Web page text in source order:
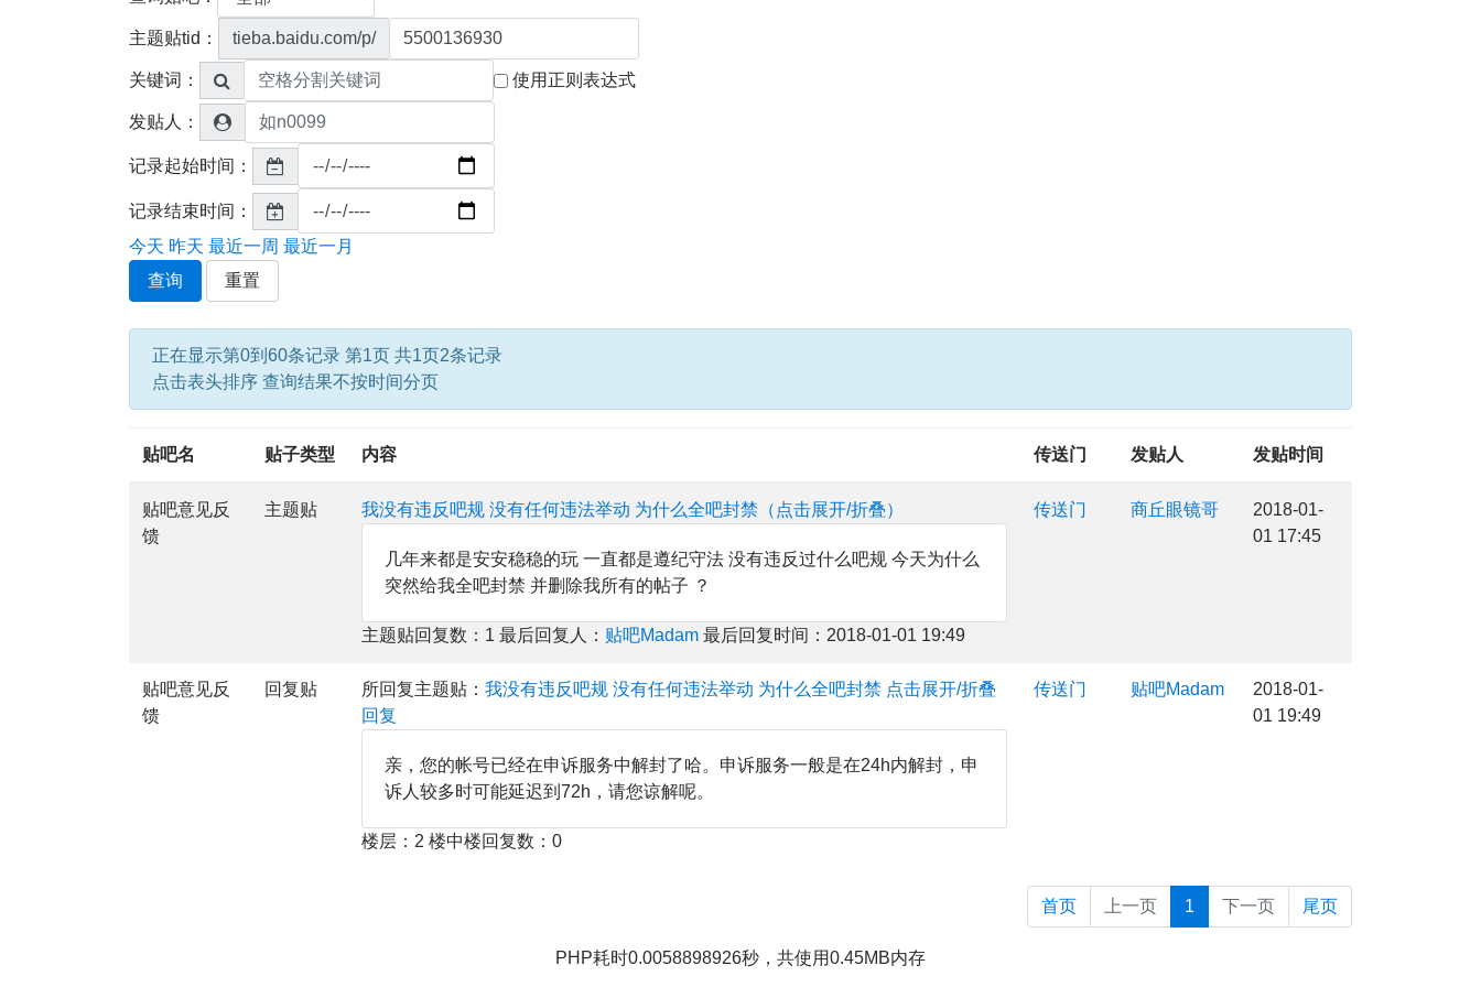
主题贴tid： tieba.baidu.com/p/
关键词： 使用正则表达式
发贴人：
记录起始时间：
记录结束时间：
今天 昨天 最近一周 最近一月
查询
重置
正在显示第0到60条记录 第1页 共1页2条记录
点击表头排序 查询结果不按时间分页
贴吧名 贴子类型 内容 传送门 发贴人 发贴时间
贴吧意见反
馈
主题贴 我没有违反吧规 没有任何违法举动 为什么全吧封禁（点击展开/折叠）
几年来都是安安稳稳的玩 一直都是遵纪守法 没有违反过什么吧规 今天为什么
突然给我全吧封禁 并删除我所有的帖子 ？
主题贴回复数：1 最后回复人： 贴吧Madam 最后回复时间：2018-01-01 19:49
传送门 商丘眼镜哥
2018-01-
01 17:45
贴吧意见反
馈
回复贴 所回复主题贴： 我没有违反吧规 没有任何违法举动 为什么全吧封禁 点击展开/折叠
回复
亲，您的帐号已经在申诉服务中解封了哈。申诉服务一般是在24h内解封，申
诉人较多时可能延迟到72h，请您谅解呢。
楼层：2 楼中楼回复数：0
传送门 贴吧Madam
2018-01-
01 19:49
首页 上一页 1 下一页 尾页
PHP耗时0.0058898926秒，共使用0.45MB内存